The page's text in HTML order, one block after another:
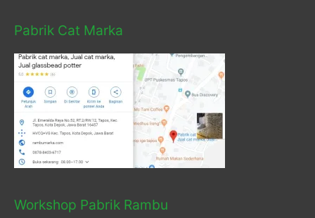
Pabrik Cat Marka
Workshop Pabrik Rambu